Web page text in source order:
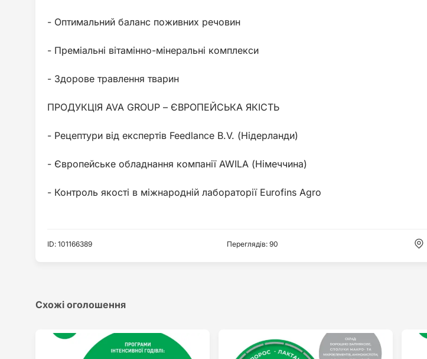
- Оптимальний баланс поживних речовин
- Преміальні вітамінно-мінеральні комплекси
- Здорове травлення тварин
ПРОДУКЦІЯ AVA GROUP – ЄВРОПЕЙСЬКА ЯКІСТЬ
- Рецептури від експертів Feedlance B.V. (Нідерланди)
- Європейське обладнання компанії AWILA (Німеччина)
ID: 101166389 Переглядів: 90
Схожі оголошення